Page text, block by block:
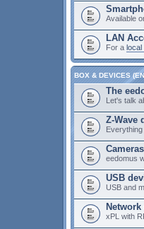
Available
LAN
For a local
BOX & DEVICES
The
Let's talk
Z-Wave
Cameras
eedomus
USB
USB and
Network
xPL with